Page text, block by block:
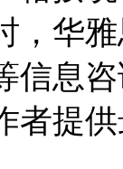
，华
信息
者提